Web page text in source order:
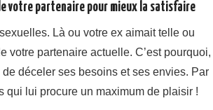
votre partenaire pour mieux la satisfaire
Là ou votre ex aimait telle ou
votre partenaire actuelle. C’est pourquoi,
déceler ses besoins et ses envies. Par
qui lui procure un maximum de plaisir !